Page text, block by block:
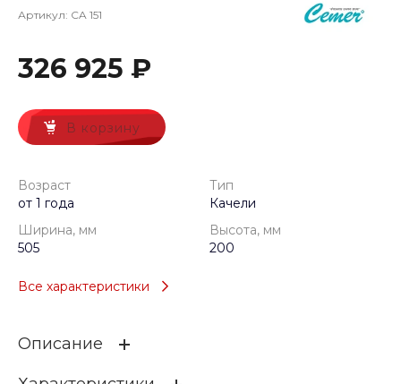
Артикул: CA 151
326 925 ₽
В корзину
Возраст
от 1 года
Тип
Качели
Ширина, мм
505
Высота, мм
200
Все характеристики
Описание